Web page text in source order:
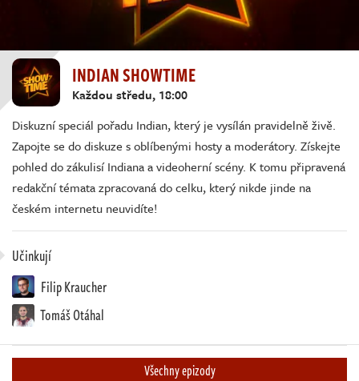
INDIAN SHOWTIME
Každou středu, 18:00
Diskuzní speciál pořadu Indian, který je vysílán pravidelně živě.
Zapojte se do diskuze s oblíbenými hosty a moderátory. Získejte
pohled do zákulisí Indiana a videoherní scény. K tomu připravená
redakční témata zpracovaná do celku, který nikde jinde na
českém internetu neuvidíte!
Učinkují
Filip Kraucher
Tomáš Otáhal
Všechny epizody